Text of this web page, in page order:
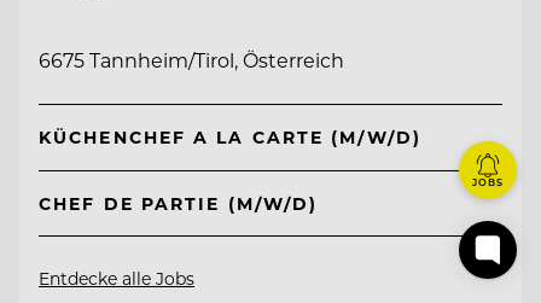
6675 Tannheim/Tirol, Österreich
KÜCHENCHEF A LA CARTE (M/W/D)
CHEF DE PARTIE (M/W/D)
Entdecke alle Jobs
JOBS